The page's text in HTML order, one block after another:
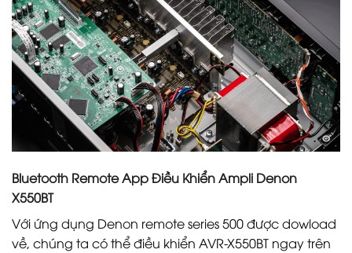
Bluetooth Remote App Điều Khiển Ampli Denon
X550BT
Với ứng dụng Denon remote series 500 được dowload
về, chúng ta có thể điều khiển AVR-X550BT ngay trên